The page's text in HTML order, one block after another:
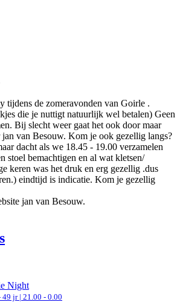
tijdens de zomeravonden van Goirle .
die je nuttigt natuurlijk wel betalen) Geen
Bij slecht weer gaat het ook door maar
van Besouw. Kom je ook gezellig langs?
dacht als we 18.45 - 19.00 verzamelen
stoel bemachtigen en al wat kletsen/
keren was het druk en erg gezellig .dus
eindtijd is indicatie. Kom je gezellig
jan van Besouw.
Night
49 jr | 21.00 - 0.00